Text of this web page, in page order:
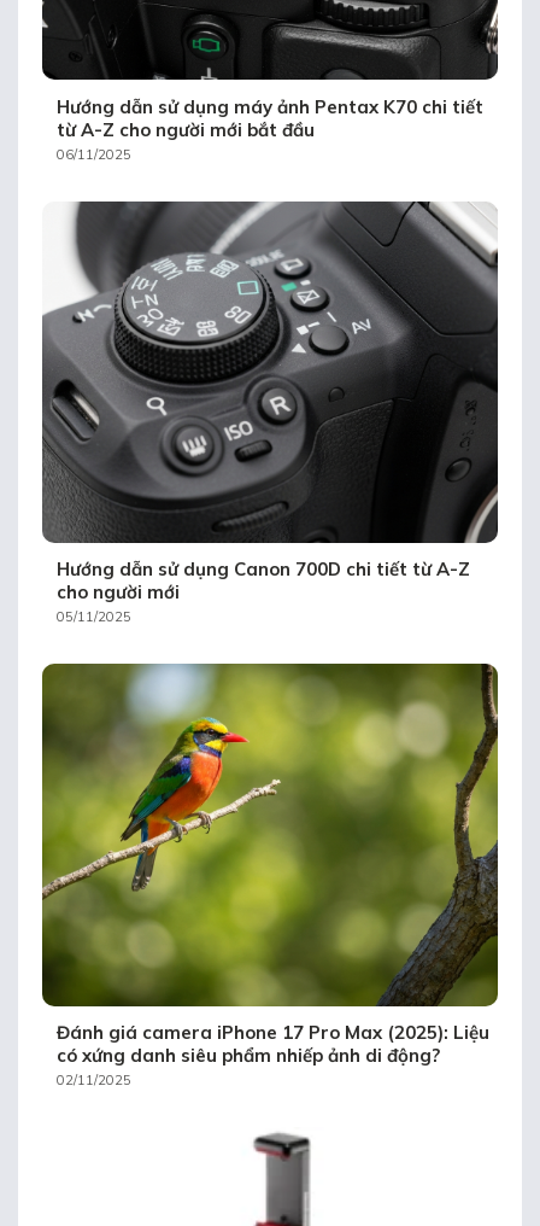
Hướng dẫn sử dụng máy ảnh Pentax K70 chi tiết
từ A-Z cho người mới bắt đầu
06/11/2025
Hướng dẫn sử dụng Canon 700D chi tiết từ A-Z
cho người mới
05/11/2025
Đánh giá camera iPhone 17 Pro Max (2025): Liệu
có xứng danh siêu phẩm nhiếp ảnh di động?
02/11/2025